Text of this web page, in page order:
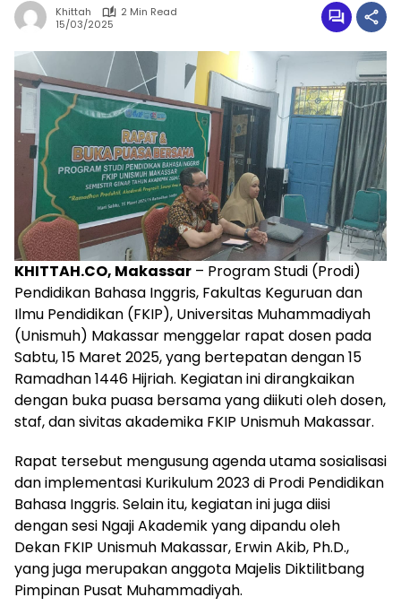
Khittah
2 Min Read
15/03/2025
KHITTAH.CO, Makassar – Program Studi (Prodi)
Pendidikan Bahasa Inggris, Fakultas Keguruan dan
Ilmu Pendidikan (FKIP), Universitas Muhammadiyah
(Unismuh) Makassar menggelar rapat dosen pada
Sabtu, 15 Maret 2025, yang bertepatan dengan 15
Ramadhan 1446 Hijriah. Kegiatan ini dirangkaikan
dengan buka puasa bersama yang diikuti oleh dosen,
staf, dan sivitas akademika FKIP Unismuh Makassar.
Rapat tersebut mengusung agenda utama sosialisasi
dan implementasi Kurikulum 2023 di Prodi Pendidikan
Bahasa Inggris. Selain itu, kegiatan ini juga diisi
dengan sesi Ngaji Akademik yang dipandu oleh
Dekan FKIP Unismuh Makassar, Erwin Akib, Ph.D.,
yang juga merupakan anggota Majelis Diktilitbang
Pimpinan Pusat Muhammadiyah.